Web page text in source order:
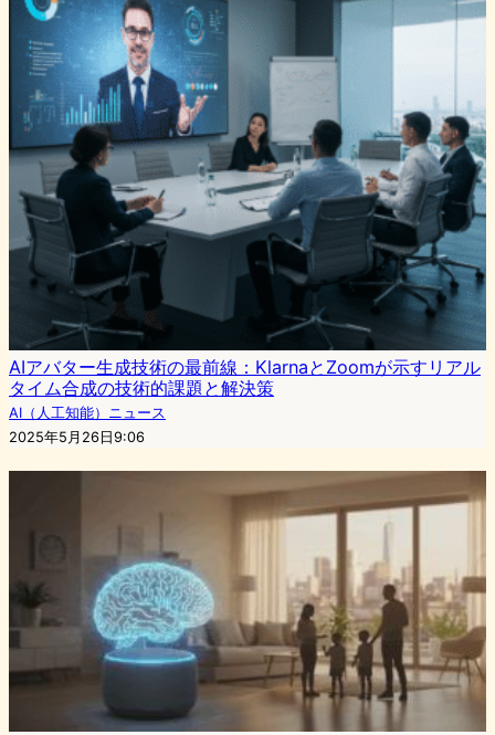
AIアバター生成技術の最前線：KlarnaとZoomが示すリアル
タイム合成の技術的課題と解決策
AI（人工知能）ニュース
2025年5月26日9:06